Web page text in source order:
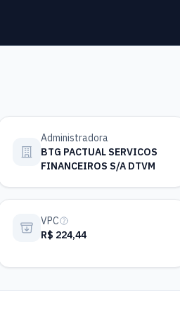
Administradora
BTG PACTUAL SERVICOS
FINANCEIROS S/A DTVM
VPC
R$ 224,44